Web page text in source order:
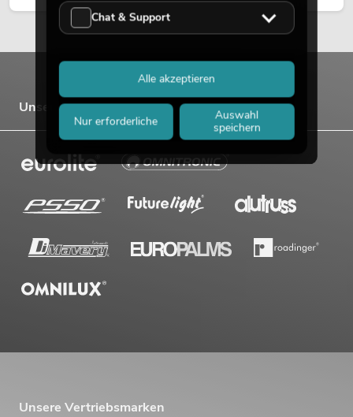
Unsere Marken
Unsere Vertriebsmarken
Chat & Support
Nur erforderliche
Auswahl
speichern
Alle akzeptieren